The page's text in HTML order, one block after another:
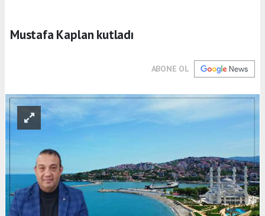
Mustafa Kaplan kutladı
ABONE OL